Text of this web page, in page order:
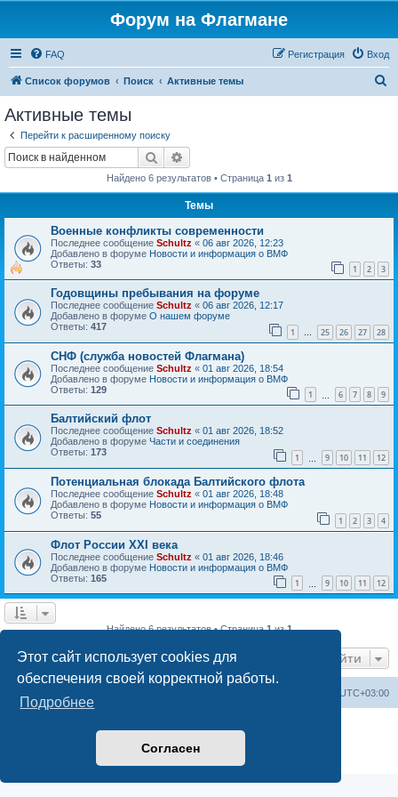
Этот сайт использует cookies для
обеспечения своей корректной работы.
Подробнее
Согласен
Форум на Флагмане
FAQ Вход
Регистрация
Список форумов Поиск Активные темы
Активные темы
Перейти к расширенному поиску
Поиск
Найдено 6 результатов • Страница 1 из 1
Темы
Военные конфликты современности
Последнее сообщение Schultz « 06 авг 2026, 12:23
Добавлено в форуме Новости и информация о ВМФ
Ответы: 33 1 2 3
Годовщины пребывания на форуме
Последнее сообщение Schultz « 06 авг 2026, 12:17
Добавлено в форуме О нашем форуме
Ответы: 417 1 … 25 26 27 28
СНФ (служба новостей Флагмана)
Последнее сообщение Schultz « 01 авг 2026, 18:54
Добавлено в форуме Новости и информация о ВМФ
Ответы: 129 1 6 7 8 9
Балтийский флот
Последнее сообщение Schultz « 01 авг 2026, 18:52
Добавлено в форуме Части и соединения
Ответы: 173 1 9 10 11 12
Потенциальная блокада Балтийского флота
Последнее сообщение Schultz « 01 авг 2026, 18:48
Добавлено в форуме Новости и информация о ВМФ
Ответы: 55 1 2 3 4
Флот России ХХI века
Последнее сообщение Schultz « 01 авг 2026, 18:46
Добавлено в форуме Новости и информация о ВМФ
Ответы: 165 1 9 10 11 12
Найдено 6 результатов • Страница1из1
Перейти
UTC+03:00